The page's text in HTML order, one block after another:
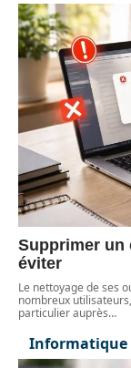
Supprimer un
éviter
Le nettoyage de ses
nombreux
particulier auprès…
Informatique